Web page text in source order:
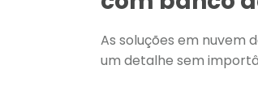
As soluções em nuvem
um detalhe sem